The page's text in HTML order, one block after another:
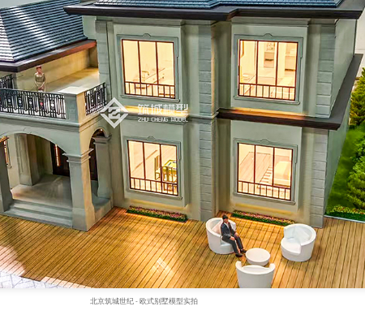
北京筑城世纪 - 欧式别墅模型实拍